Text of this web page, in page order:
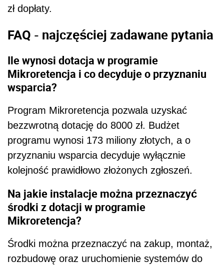
zł dopłaty.
FAQ - najczęściej zadawane pytania
Ile wynosi dotacja w programie
Mikroretencja i co decyduje o przyznaniu
wsparcia?
Program Mikroretencja pozwala uzyskać
bezzwrotną dotację do 8000 zł. Budżet
programu wynosi 173 miliony złotych, a o
przyznaniu wsparcia decyduje wyłącznie
kolejność prawidłowo złożonych zgłoszeń.
Na jakie instalacje można przeznaczyć
środki z dotacji w programie
Mikroretencja?
Środki można przeznaczyć na zakup, montaż,
rozbudowę oraz uruchomienie systemów do